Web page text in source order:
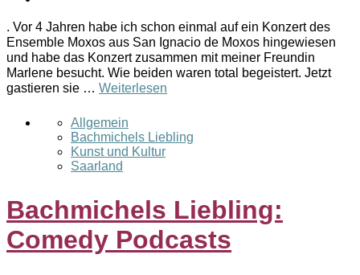
. Vor 4 Jahren habe ich schon einmal auf ein Konzert des
Ensemble Moxos aus San Ignacio de Moxos hingewiesen
und habe das Konzert zusammen mit meiner Freundin
Marlene besucht. Wie beiden waren total begeistert. Jetzt
gastieren sie … Weiterlesen
Allgemein
Bachmichels Liebling
Kunst und Kultur
Saarland
Bachmichels Liebling:
Comedy Podcasts